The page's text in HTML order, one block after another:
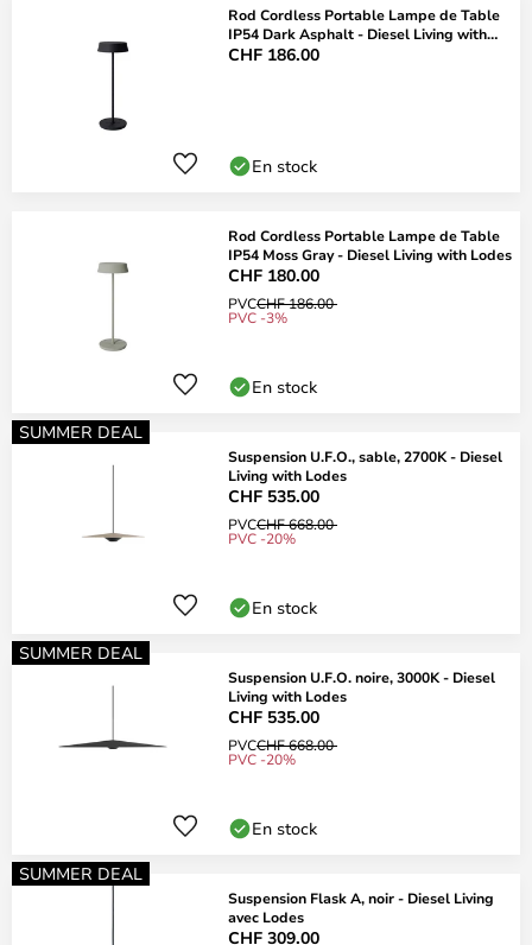
Rod Cordless Portable Lampe de Table
IP54 Dark Asphalt - Diesel Living with
Lode
CHF 186.00
En stock
Rod Cordless Portable Lampe de Table
IP54 Moss Gray - Diesel Living with Lodes
CHF 180.00
PVCCHF 186.00
PVC -3%
En stock
SUMMER DEAL
Suspension U.F.O., sable, 2700K - Diesel
Living with Lodes
CHF 535.00
PVCCHF 668.00
PVC -20%
En stock
SUMMER DEAL
Suspension U.F.O. noire, 3000K - Diesel
Living with Lodes
CHF 535.00
PVCCHF 668.00
PVC -20%
En stock
SUMMER DEAL
Suspension Flask A, noir - Diesel Living
avec Lodes
CHF 309.00